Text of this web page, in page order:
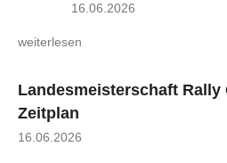
16.06.2026
weiterlesen
Landesmeisterschaft Rally
Zeitplan
16.06.2026